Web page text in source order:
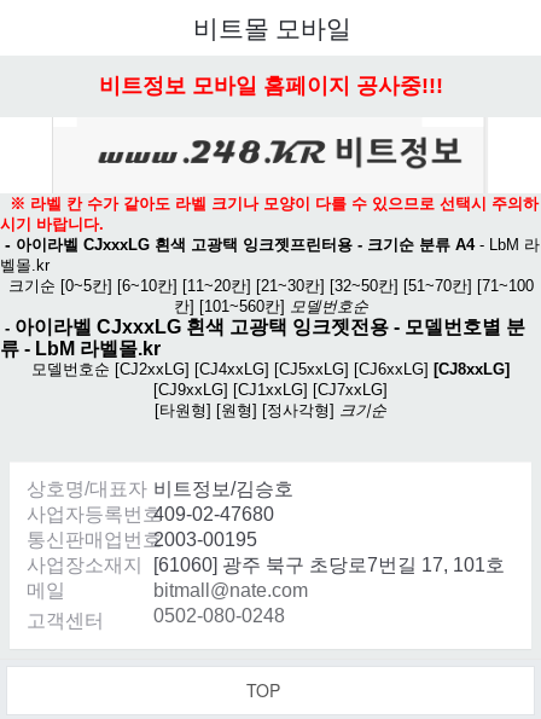
비트몰 모바일
비트정보 모바일 홈페이지 공사중!!!
※ 라벨 칸 수가 같아도 라벨 크기나 모양이 다를 수 있으므로 선택시 주의하
시기 바랍니다.
- 아이라벨 CJxxxLG 흰색 고광택 잉크젯프린터용 - 크기순 분류 A4- LbM 라
벨몰.kr
크기순 [0~5칸] [6~10칸] [11~20칸] [21~30칸] [32~50칸] [51~70칸] [71~100
칸] [101~560칸] 모델번호순
- 아이라벨 CJxxxLG 흰색 고광택 잉크젯전용 - 모델번호별 분
류 - LbM 라벨몰.kr
모델번호순 [CJ2xxLG] [CJ4xxLG] [CJ5xxLG] [CJ6xxLG] [CJ8xxLG]
[CJ9xxLG] [CJ1xxLG] [CJ7xxLG]
[타원형] [원형] [정사각형] 크기순
상호명/대표자 비트정보/김승호
사업자등록번호409-02-47680
통신판매업번호2003-00195
사업장소재지
[61060] 광주 북구 초당로7번길 17, 101호
메일
bitmall@nate.com
고객센터
0502-080-0248
TOP